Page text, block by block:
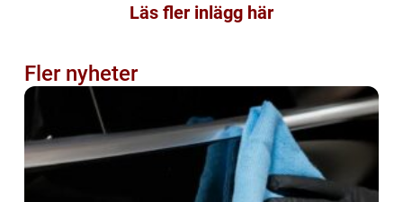
Läs fler inlägg här
Fler nyheter